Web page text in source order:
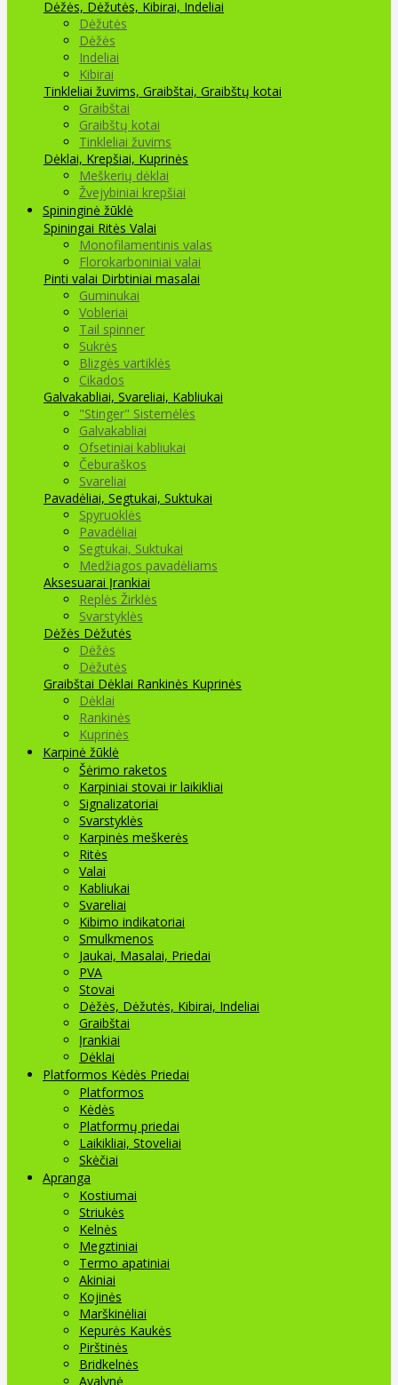
Dėžės, Dėžutės, Kibirai, Indeliai
Dėžutės
Dėžės
Indeliai
Kibirai
Tinkleliai žuvims, Graibštai, Graibštų kotai
Graibštai
Graibštų kotai
Tinkleliai žuvims
Dėklai, Krepšiai, Kuprinės
Meškerių dėklai
Žvejybiniai krepšiai
Spininginė žūklė
Spiningai Ritės Valai
Monofilamentinis valas
Florokarboniniai valai
Pinti valai Dirbtiniai masalai
Guminukai
Vobleriai
Tail spinner
Sukrės
Blizgės vartiklės
Cikados
Galvakabliai, Svareliai, Kabliukai
"Stinger" Sistemėlės
Galvakabliai
Ofsetiniai kabliukai
Čeburaškos
Svareliai
Pavadėliai, Segtukai, Suktukai
Spyruoklės
Pavadėliai
Segtukai, Suktukai
Medžiagos pavadėliams
Aksesuarai Įrankiai
Replės Žirklės
Svarstyklės
Dėžės Dėžutės
Dėžės
Dėžutės
Graibštai Dėklai Rankinės Kuprinės
Dėklai
Rankinės
Kuprinės
Karpinė žūklė
Šėrimo raketos
Karpiniai stovai ir laikikliai
Signalizatoriai
Svarstyklės
Karpinės meškerės
Ritės
Valai
Kabliukai
Svareliai
Kibimo indikatoriai
Smulkmenos
Jaukai, Masalai, Priedai
PVA
Stovai
Dėžės, Dėžutės, Kibirai, Indeliai
Graibštai
Įrankiai
Dėklai
Platformos Kėdės Priedai
Platformos
Kėdės
Platformų priedai
Laikikliai, Stoveliai
Skėčiai
Apranga
Kostiumai
Striukės
Kelnės
Megztiniai
Termo apatiniai
Akiniai
Kojinės
Marškinėliai
Kepurės Kaukės
Pirštinės
Bridkelnės
Avalynė